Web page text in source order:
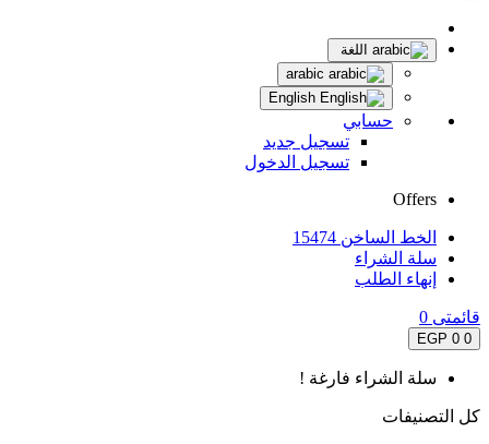
اللغة
حسابي
تسجيل جديد
تسجيل الدخول
Offers
الخط الساخن 15474
سلة الشراء
إنهاء الطلب
قائمتى 0
0
0 EGP
سلة الشراء فارغة !
كل التصنيفات